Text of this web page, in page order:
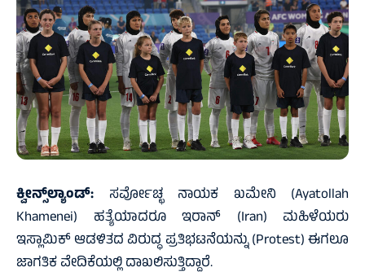
ಕ್ವೀನ್ಸ್‌ಲ್ಯಾಂಡ್‌: ಸರ್ವೋಚ್ಛ ನಾಯಕ ಖಮೇನಿ (Ayatollah
Khamenei) ಹತ್ಯೆಯಾದರೂ ಇರಾನ್‌ (Iran) ಮಹಿಳೆಯರು
ಇಸ್ಲಾಮಿಕ್‌ ಆಡಳಿತದ ವಿರುದ್ಧ ಪ್ರತಿಭಟನೆಯನ್ನು (Protest) ಈಗಲೂ
ಜಾಗತಿಕ ವೇದಿಕೆಯಲ್ಲಿ ದಾಖಲಿಸುತ್ತಿದ್ದಾರೆ.